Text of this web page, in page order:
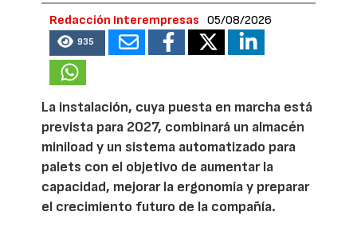
Redacción Interempresas 05/08/2026
935
La instalación, cuya puesta en marcha está
prevista para 2027, combinará un almacén
miniload y un sistema automatizado para
palets con el objetivo de aumentar la
capacidad, mejorar la ergonomía y preparar
el crecimiento futuro de la compañía.